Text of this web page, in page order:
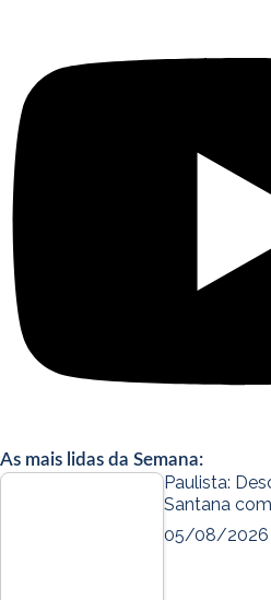
As mais lidas da Semana:
Paulista:
Santana
05/08/2026